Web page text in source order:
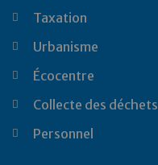
Taxation
Urbanisme
Écocentre
Collecte des déchets
Personnel